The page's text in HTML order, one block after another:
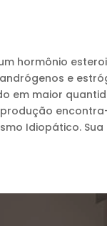
hormônio
e
em maior
Idiopático.